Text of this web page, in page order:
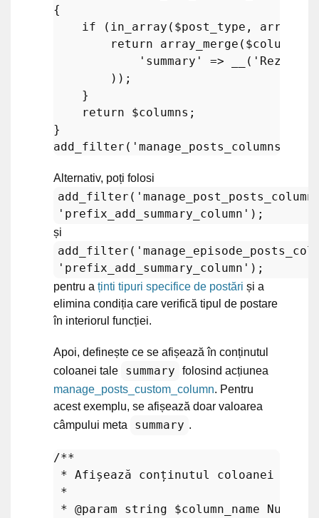
{
if ( in_array ( $post_type , array
return
array_merge ( $columns
'summary'
=> ( 'Rezumat'
        ));
    }
return
$columns ;
add_filter ( 'manage_posts_columns'
Alternativ, poți folosi
'prefix_add_summary_column');
și
'prefix_add_summary_column');
pentru a ținti tipuri specifice de postări și a
elimina condiția care verifică tipul de postare
în interiorul funcției.
Apoi, definește ce se afișează în conținutul
coloanei tale
summary
folosind acțiunea
manage_posts_custom_column. Pentru
acest exemplu, se afișează doar valoarea
câmpului meta
summary .
/**
* Afișează conținutul coloanei
*
* @param string $column_name